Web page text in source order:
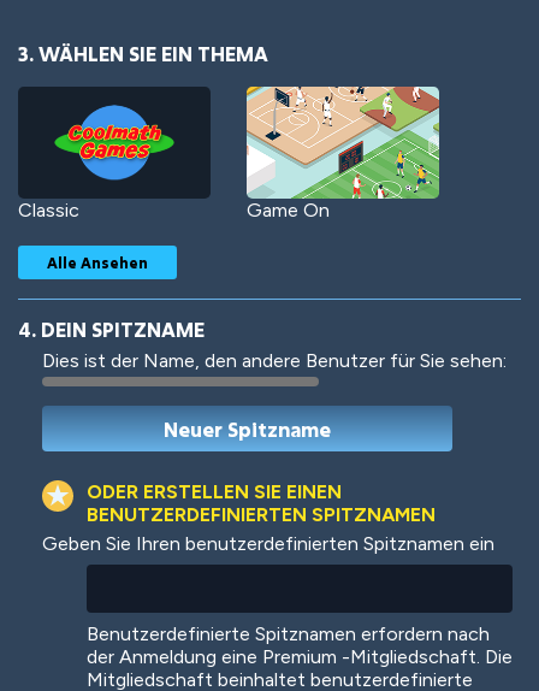
3. WÄHLEN SIE EIN THEMA
Classic Game On
Woof Jungle Cats
Colorful
Alle Ansehen
4. DEIN SPITZNAME
Dies ist der Name, den andere Benutzer für Sie sehen:
ODER ERSTELLEN SIE EINEN
BENUTZERDEFINIERTEN SPITZNAMEN
Geben Sie Ihren benutzerdefinierten Spitznamen ein
Benutzerdefinierte Spitznamen erfordern nach
der Anmeldung eine Premium -Mitgliedschaft. Die
Mitgliedschaft beinhaltet benutzerdefinierte